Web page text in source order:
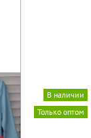
Только оптом
В наличии